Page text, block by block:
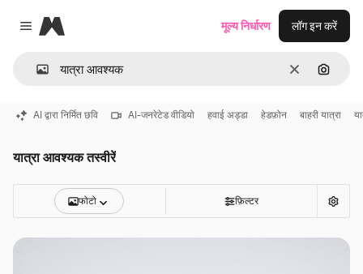
Close menu
Magnific
साफ़ इमेज से
मूल्य निर्धारण लॉग इन करें
AI द्वारा निर्मित छवि AI-जनरेटेड वीडियो हवाई अड्डा हेडफ़ोन बाहरी यात्रा
यात्रा आवश्यक तस्वीरें
फोटो फ़िल्टर